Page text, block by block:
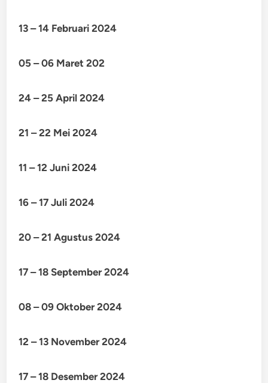
13 – 14 Februari 2024
05 – 06 Maret 202
24 – 25 April 2024
21 – 22 Mei 2024
11 – 12 Juni 2024
16 – 17 Juli 2024
20 – 21 Agustus 2024
17 – 18 September 2024
08 – 09 Oktober 2024
12 – 13 November 2024
17 – 18 Desember 2024